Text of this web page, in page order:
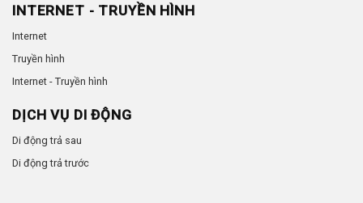
INTERNET - TRUYỀN HÌNH
Internet
Truyền hình
Internet - Truyền hình
DỊCH VỤ DI ĐỘNG
Di động trả sau
Di động trả trước